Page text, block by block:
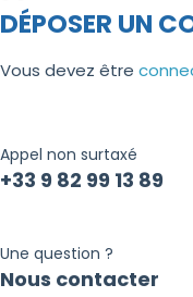
DÉPOSER UN
Vous devez être
Appel non surtaxé
+33 9 82 99 13 89
Une question ?
Nous contacter